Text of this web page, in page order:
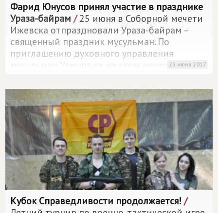
Фарид Юнусов принял участие в празднике
Ураза-байрам /25 июня в Соборной мечети
Ижевска отпраздновали Ураза-байрам –
священный праздник мусульман. По
приглашению духовного управления
мусульман Удмуртии на этом мероприятии
побывал руководитель Регионального
отделения нашей партии Фарид Анасович
Юнусов. Также он принял участие в детском
празднике у мечети "Иман нуры" на улице
Петрова. На территории мечети была
организована развлекательная программа
для детей, проводились семейные
соревнования.
25 июня 2017
Кубок Справедливости продолжается! /